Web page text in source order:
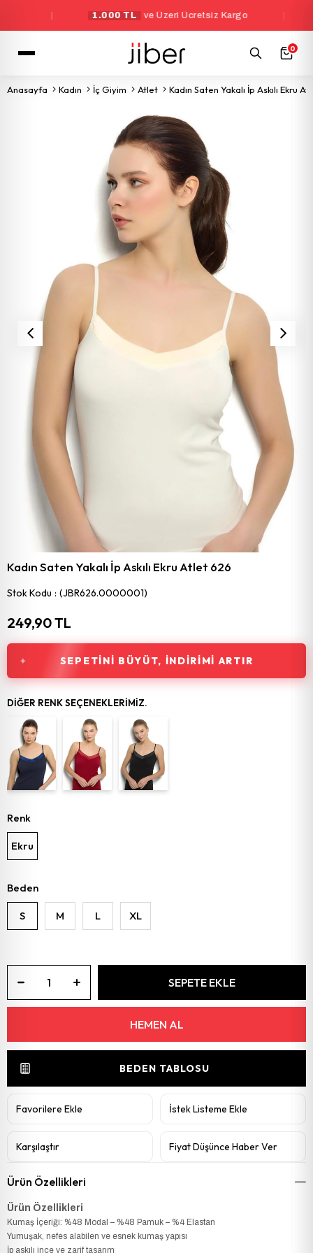
1.000 TL ve Üzeri Ücretsiz Kargo |
0
Anasayfa Kadın İç Giyim Atlet Kadın Saten Yakalı İp Askılı Ekru
Kadın Saten Yakalı İp Askılı Ekru Atlet 626
Stok Kodu (JBR626.0000001)
249,90 TL
SEPETINI BÜYÜT, İNDIRIMI ARTIR
DIĞER RENK SEÇENEKLERIMIZ.
Renk
Ekru
Beden
S M L XL
BEDEN TABLOSU
Favorilere Ekle İstek Listeme Ekle
Karşılaştır Fiyat Düşünce Haber Ver
Ürün Özellikleri
Ürün Özellikleri
Kumaş İçeriği: %48 Modal – %48 Pamuk – %4 Elastan
Yumuşak, nefes alabilen ve esnek kumaş yapısı
İp askılı ince ve zarif tasarım